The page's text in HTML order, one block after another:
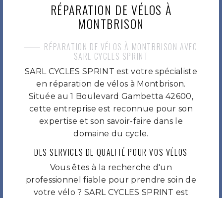
RÉPARATION DE VÉLOS À
MONTBRISON
RÉPARATION DE VÉLOS À MONTBRISON AVEC
SARL CYCLES SPRINT
SARL CYCLES SPRINT est votre spécialiste
en réparation de vélos à Montbrison.
Située au 1 Boulevard Gambetta 42600,
cette entreprise est reconnue pour son
expertise et son savoir-faire dans le
domaine du cycle.
DES SERVICES DE QUALITÉ POUR VOS VÉLOS
Vous êtes à la recherche d'un
professionnel fiable pour prendre soin de
votre vélo ? SARL CYCLES SPRINT est